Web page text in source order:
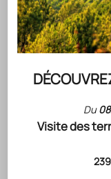
Du
Visite des
NOTE DE
CONSERVATION
CÉPAGES
FICHE TECHNIQUE